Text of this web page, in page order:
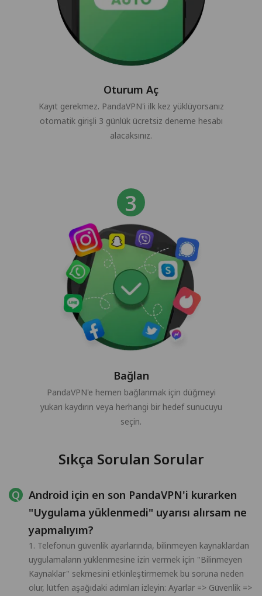
Oturum Aç
Kayıt gerekmez. PandaVPN'i ilk kez yüklüyorsanız
otomatik girişli 3 günlük ücretsiz deneme hesabı
alacaksınız.
Bağlan
PandaVPN'e hemen bağlanmak için düğmeyi
yukarı kaydırın veya herhangi bir hedef sunucuyu
seçin.
Sıkça Sorulan Sorular
Android için en son PandaVPN'i kurarken
"Uygulama yüklenmedi" uyarısı alırsam ne
yapmalıyım?
1. Telefonun güvenlik ayarlarında, bilinmeyen kaynaklardan
uygulamaların yüklenmesine izin vermek için "Bilinmeyen
Kaynaklar" sekmesini etkinleştirmemek bu soruna neden
olur, lütfen aşağıdaki adımları izleyin: Ayarlar => Güvenlik =>